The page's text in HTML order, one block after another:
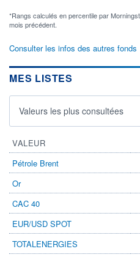
*Rangs calculés en percentile par
mois précédent.
Consulter les infos des autres fonds
MES LISTES
Valeurs les plus consultées
VALEUR
Pétrole Brent
Or
CAC 40
EUR/USD SPOT
TOTALENERGIES